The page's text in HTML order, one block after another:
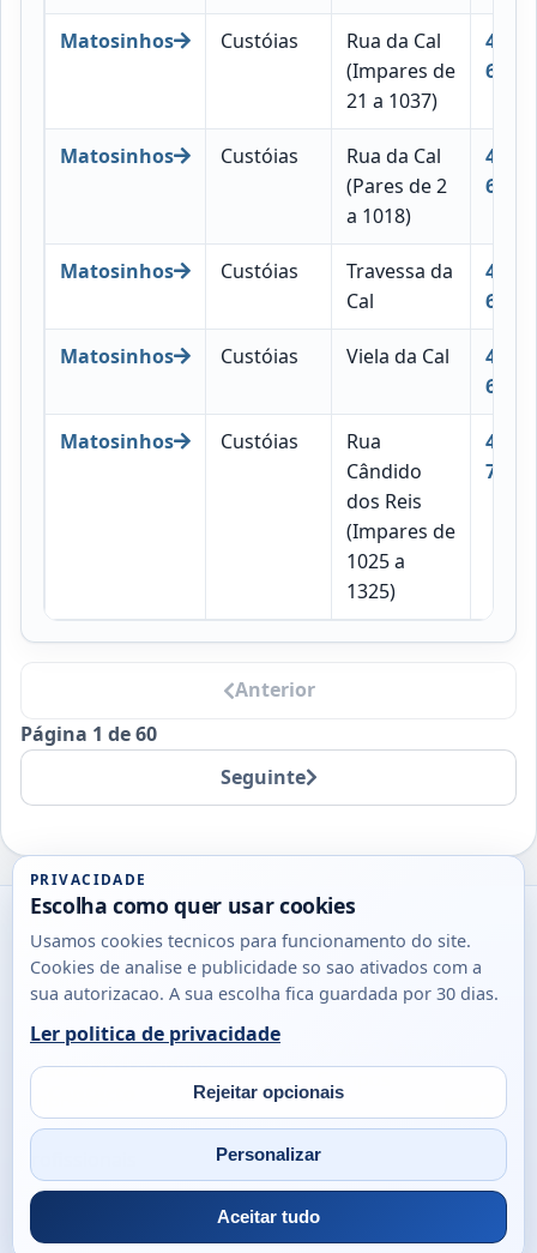
Matosinhos Custóias
Rua da Cal
(Impares de
21 a 1037)
4460-
696
Matosinhos Custóias
Rua da Cal
(Pares de 2
a 1018)
4460-
695
Matosinhos Custóias
Travessa da
Cal
4460-
697
Matosinhos Custóias Viela da Cal
4460-
698
Matosinhos Custóias
Rua
Cândido
dos Reis
(Impares de
1025 a
1325)
4460-
704
Anterior
Página 1 de 60
Seguinte
Utils
DB
Consultas
para
cidadaos,
em
SobrePrivacidade
Campos
Email
PRIVACIDADE
Escolha como quer usar cookies
Usamos cookies tecnicos para funcionamento do site.
Cookies de analise e publicidade so sao ativados com a
sua autorizacao. A sua escolha fica guardada por 30 dias.
Ler politica de privacidade
Rejeitar opcionais
Personalizar
Aceitar tudo